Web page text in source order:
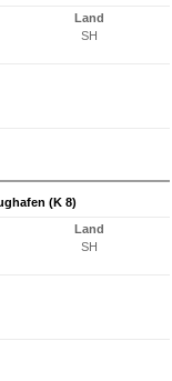
Land
SH
(K 8)
Land
SH